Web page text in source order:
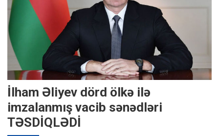
İlham Əliyev dörd ölkə ilə
imzalanmış vacib sənədləri
TƏSDİQLƏDİ